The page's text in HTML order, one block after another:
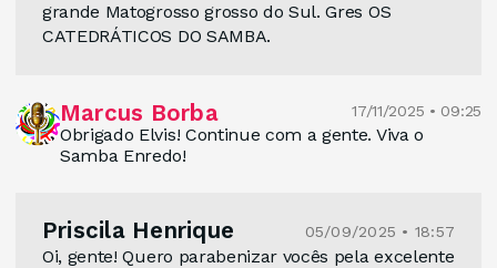
grande Matogrosso grosso do Sul. Gres OS
CATEDRÁTICOS DO SAMBA.
Marcus Borba 17/11/2025 • 09:25
Obrigado Elvis! Continue com a gente. Viva o
Samba Enredo!
Priscila Henrique 05/09/2025 • 18:57
Oi, gente! Quero parabenizar vocês pela excelente